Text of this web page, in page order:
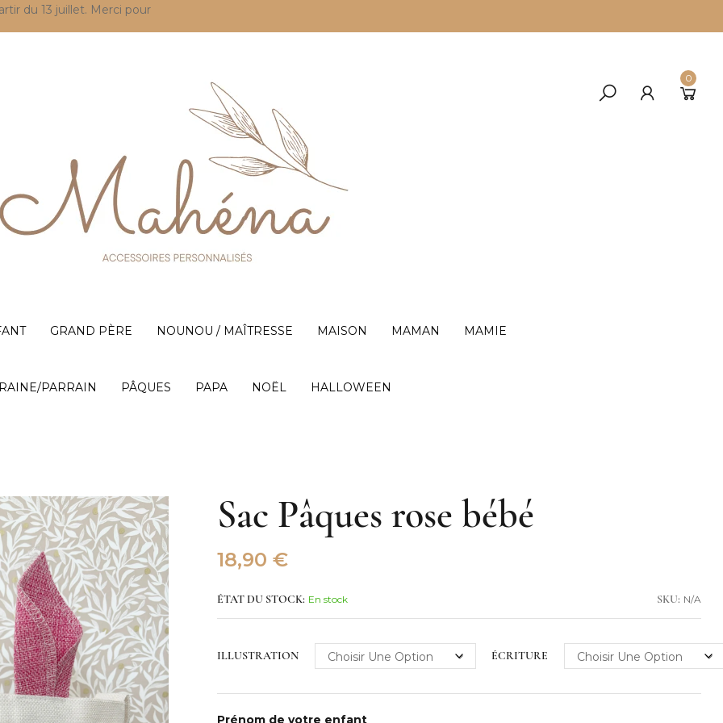
du 13 juillet. Merci pour
0
GRAND PÈRE NOUNOU / MAÎTRESSE MAISON MAMAN MAMIE
PARRAIN PÂQUES PAPA NOËL HALLOWEEN
Sac Pâques rose bébé
18,90 €
ÉTAT DU STOCK: En stock SKU: N/A
ILLUSTRATION ÉCRITURE
Prénom de votre enfant